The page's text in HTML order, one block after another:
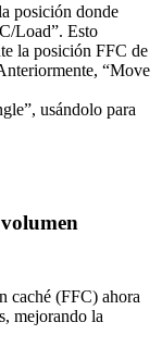
posición donde
Load”. Esto
la posición FFC de
“Move
usándolo para
caché (FFC) ahora
mejorando la